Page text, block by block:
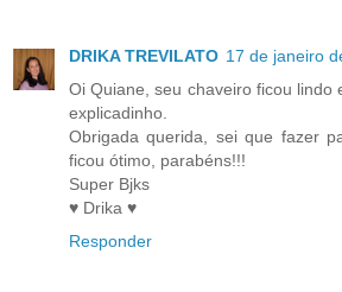
DRIKA TREVILATO 17 de janeiro
Oi Quiane, seu chaveiro ficou lindo
explicadinho.
Obrigada querida, sei que fazer
ficou ótimo, parabéns!!!
Super Bjks
♥ Drika ♥
Responder